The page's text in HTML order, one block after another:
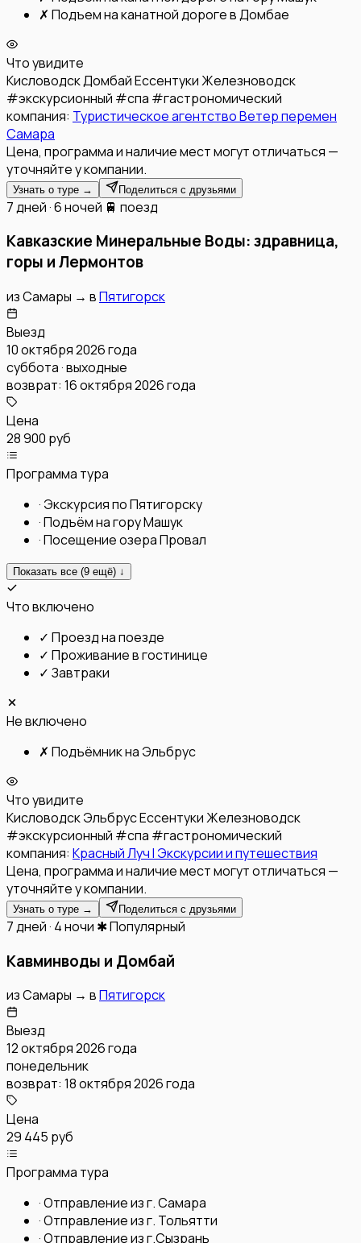
✗ Подъем на канатной дороге в Домбае
Что увидите
КисловодскДомбайЕссентукиЖелезноводск
#экскурсионный #спа #гастрономический
компания: Туристическое агентство Ветер перемен
Самара
Цена, программа и наличие мест могут отличаться —
уточняйте у компании.
Узнать о туре → Поделиться с друзьями
7 дней · 6 ночей 🚆 поезд
Кавказские Минеральные Воды: здравница,
горы и Лермонтов
изСамары → вПятигорск
Выезд
10 октября 2026 года
суббота · выходные
возврат: 16 октября 2026 года
Цена
28 900 руб
Программа тура
· Экскурсия по Пятигорску
·Подъём на гору Машук
·Посещение озера Провал
Показать все (9 ещё) ↓
Что включено
✓ Проезд на поезде
✓ Проживание в гостинице
✓ Завтраки
Не включено
✗ Подъёмник на Эльбрус
Что увидите
КисловодскЭльбрусЕссентукиЖелезноводск
#экскурсионный #спа #гастрономический
компания: Красный Луч l Экскурсии и путешествия
Цена, программа и наличие мест могут отличаться —
уточняйте у компании.
Узнать о туре → Поделиться с друзьями
7 дней · 4 ночи ✱ Популярный
Кавминводы и Домбай
изСамары → вПятигорск
Выезд
12 октября 2026 года
понедельник
возврат: 18 октября 2026 года
Цена
29 445 руб
Программа тура
·Отправление из г. Самара
·Отправление из г. Тольятти
·Отправление из г.Сызрань